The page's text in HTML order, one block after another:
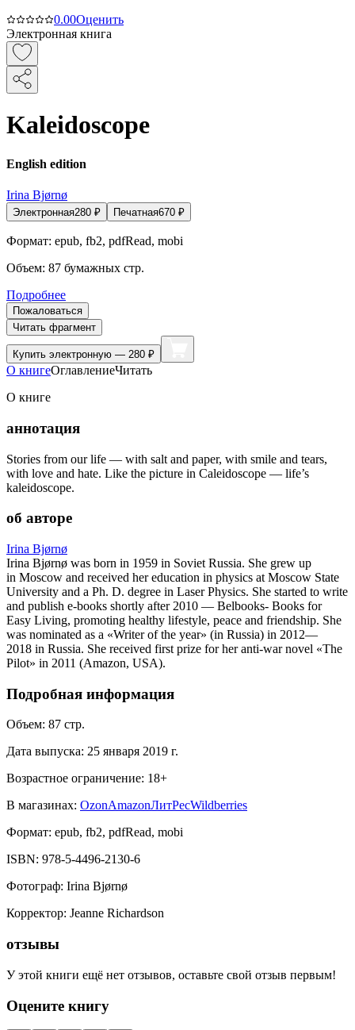
0.00Оценить
Электронная книга
Kaleidoscope
English edition
Irina Bjørnø
Электронная280 ₽ Печатная670 ₽
Формат: epub, fb2, pdfRead, mobi
Объем: 87 бумажных стр.
Подробнее
Пожаловаться
Читать фрагмент
Купить электронную — 280 ₽
О книгеОглавлениеЧитать
О книге
аннотация
Stories from our life — with salt and paper, with smile and tears,
with love and hate. Like the picture in Caleidoscope — life’s
kaleidoscope.
об авторе
Irina Bjørnø
Irina Bjørnø was born in 1959 in Soviet Russia. She grew up
in Moscow and received her education in physics at Moscow State
University and a Ph. D. degree in Laser Physics. She started to write
and publish e-books shortly after 2010 — Belbooks- Books for
Easy Living, promoting healthy lifestyle, peace and friendship. She
was nominated as a «Writer of the year» (in Russia) in 2012—
2018 in Russia. She received first prize for her anti-war novel «The
Pilot» in 2011 (Amazon, USA).
Подробная информация
Объем: 87 стр.
Дата выпуска: 25 января 2019 г.
Возрастное ограничение: 18+
В магазинах: OzonAmazonЛитРесWildberries
Формат: epub, fb2, pdfRead, mobi
ISBN: 978-5-4496-2130-6
Фотограф: Irina Bjørnø
Корректор: Jeanne Richardson
отзывы
У этой книги ещё нет отзывов, оставьте свой отзыв первым!
Оцените книгу